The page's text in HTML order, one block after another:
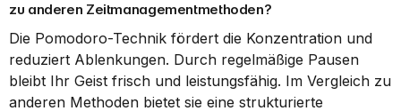
zu anderen Zeitmanagementmethoden?
Die Pomodoro-Technik fördert die Konzentration und
reduziert Ablenkungen. Durch regelmäßige Pausen
bleibt Ihr Geist frisch und leistungsfähig. Im Vergleich zu
anderen Methoden bietet sie eine strukturierte